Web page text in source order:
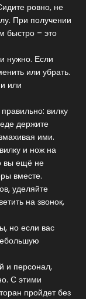
ровно, не
При получении
быстро – это
нужно. Если
или убрать.
или
вилку
держите
ими.
и нож на
вы ещё не
вместе.
уделяйте
на звонок,
но если вас
и персонал,
С этими
пройдет без